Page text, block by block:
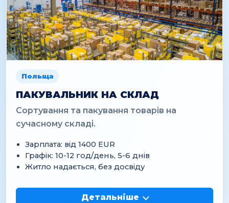
Польща
ПАКУВАЛЬНИК НА СКЛАД
Сортування та пакування товарів на
сучасному складі.
Зарплата: від 1400 EUR
Графік: 10-12 год/день, 5-6 днів
Житло надається, без досвіду
Детальніше